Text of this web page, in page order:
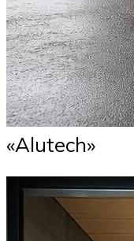
«Alutech»